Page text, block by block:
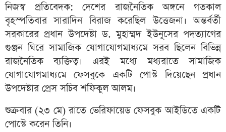
নিজস্ব প্রতিবেদক: দেশের রাজনৈতিক অঙ্গনে গতকাল
বৃহস্পতিবার সারাদিন বিরাজ করেছিল উত্তেজনা। অন্তর্বর্তী
সরকারের প্রধান উপদেষ্টা ড. মুহাম্মদ ইউনূসের পদত্যাগের
গুঞ্জন ঘিরে সামাজিক যোগাযোগমাধ্যমে সরব ছিলেন বিভিন্ন
রাজনৈতিক ব্যক্তিত্ব। এরই মধ্যে মধ্যরাতে সামাজিক
যোগাযোগমাধ্যমে ফেসবুকে একটি পোস্ট দিয়েছেন প্রধান
উপদেষ্টার প্রেস সচিব শফিকুল আলম।
শুক্রবার (২৩ মে) রাতে ভেরিফায়েড ফেসবুক আইডিতে একটি
পোস্টে করেন তিনি।